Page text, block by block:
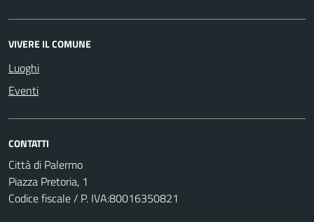
VIVERE IL COMUNE
Luoghi
Eventi
CONTATTI
Città di Palermo
Piazza Pretoria, 1
Codice fiscale / P. IVA:80016350821